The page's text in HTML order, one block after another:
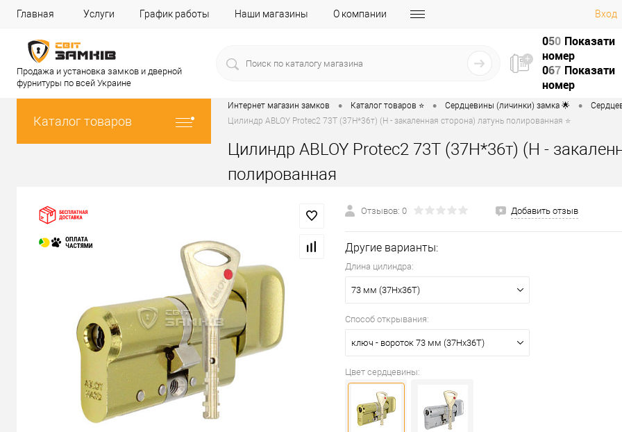
Главная Услуги График работы Наши магазины О компании Вход
Продажа и установка замков и дверной
фурнитуры по всей Украине
050 Показати
номер
067 Показати
номер
Каталог товаров
Интернет магазин замков • Каталог товаров ⭐ • Сердцевины (личинки) замка 🌟 •
Цилиндр ABLOY Protec2 73T (37H*36т) (H - закаленная сторона) латунь полированная ⭐
Цилиндр ABLOY Protec2 73T (37H*36т) (H -
полированная
Отзывов: 0 Добавить отзыв
Другие варианты:
Длина цилиндра:
73 мм (37Hx36T)
Способ открывания:
ключ - вороток 73 мм (37Hx36T)
Цвет сердцевины: